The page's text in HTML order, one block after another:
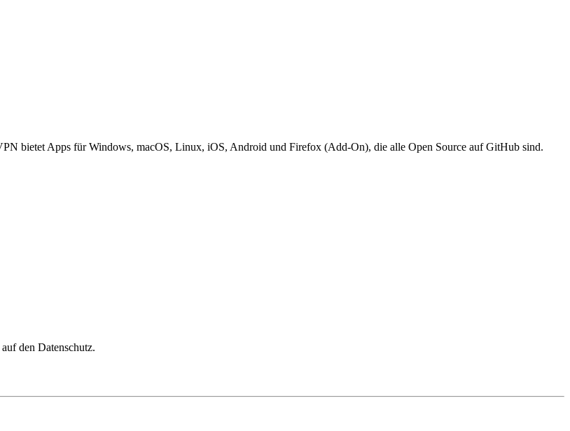
bietet Apps für Windows, macOS, Linux, iOS, Android und Firefox (Add-On), die alle Open Source auf GitHub sind.
den Datenschutz.